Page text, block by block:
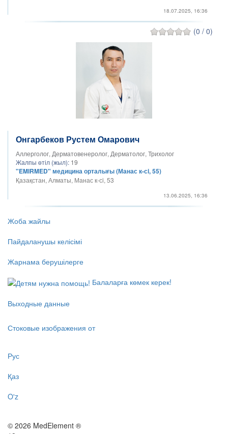
18.07.2025, 16:36
(0 / 0)
Онгарбеков Рустем Омарович
Аллерголог, Дерматовенеролог, Дерматолог, Трихолог
Жалпы өтіл (жыл): 19
"EMIRMED" медицина орталығы (Манас к-сi, 55)
Қазақстан, Алматы, Манас к-сi, 53
13.06.2025, 16:36
Жоба жайлы
Пайдаланушы келісімі
Жарнама берушілерге
Балаларға көмек керек!
Выходные данные
Стоковые изображения от
Рус
Қаз
O'z
© 2026 MedElement ®